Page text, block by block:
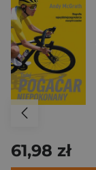
61,98 zł